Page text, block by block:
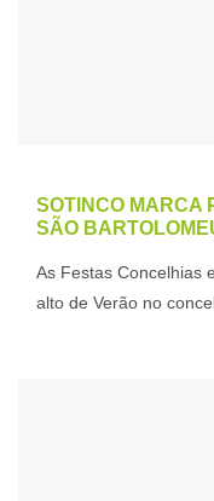
SOTINCO MARCA
SÃO
As Festas Concelhias
alto de Verão no